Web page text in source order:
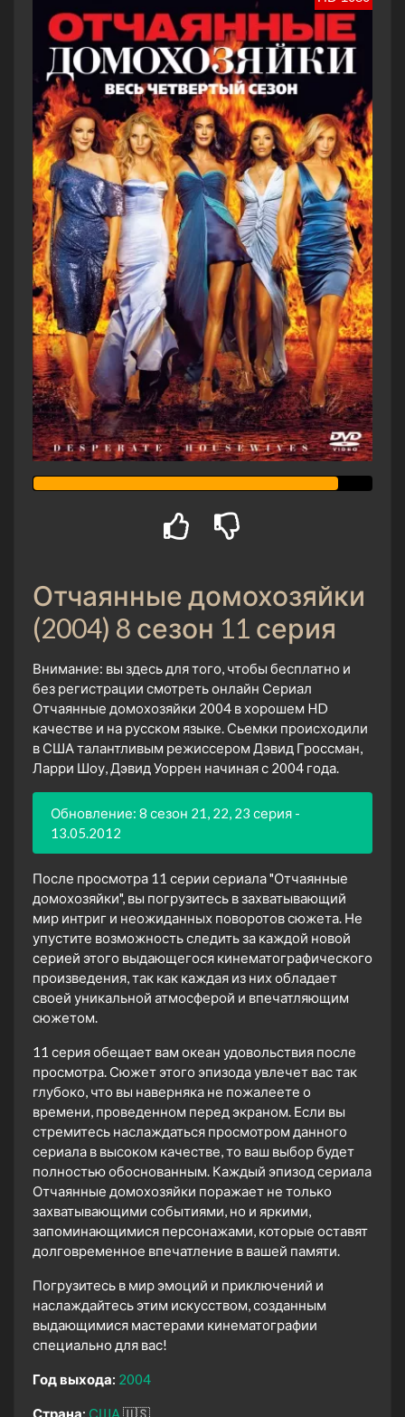
Отчаянные домохозяйки
(2004) 8 сезон 11 серия
Внимание: вы здесь для того, чтобы бесплатно и
без регистрации смотреть онлайн Сериал
Отчаянные домохозяйки 2004 в хорошем HD
качестве и на русском языке. Сьемки происходили
в США талантливым режиссером Дэвид Гроссман,
Ларри Шоу, Дэвид Уоррен начиная с 2004 года.
Обновление: 8 сезон 21, 22, 23 серия -
13.05.2012
После просмотра 11 серии сериала "Отчаянные
домохозяйки", вы погрузитесь в захватывающий
мир интриг и неожиданных поворотов сюжета. Не
упустите возможность следить за каждой новой
серией этого выдающегося кинематографического
произведения, так как каждая из них обладает
своей уникальной атмосферой и впечатляющим
сюжетом.
11 серия обещает вам океан удовольствия после
просмотра. Сюжет этого эпизода увлечет вас так
глубоко, что вы наверняка не пожалеете о
времени, проведенном перед экраном. Если вы
стремитесь наслаждаться просмотром данного
сериала в высоком качестве, то ваш выбор будет
полностью обоснованным. Каждый эпизод сериала
Отчаянные домохозяйки поражает не только
захватывающими событиями, но и яркими,
запоминающимися персонажами, которые оставят
долговременное впечатление в вашей памяти.
Погрузитесь в мир эмоций и приключений и
наслаждайтесь этим искусством, созданным
выдающимися мастерами кинематографии
специально для вас!
Год выхода: 2004
Страна: США 🇺🇸